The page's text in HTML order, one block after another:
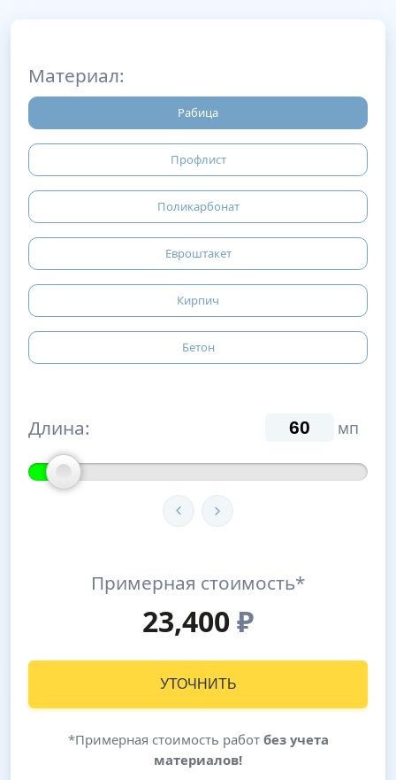
Материал:
Рабица
Профлист
Поликарбонат
Евроштакет
Кирпич
Бетон
Длина: мп
Примерная стоимость*
23,400₽
УТОЧНИТЬ
*Примерная стоимость работ без учета
материалов!